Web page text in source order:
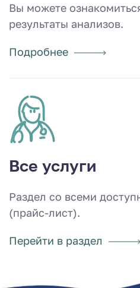
Вы можете
результаты анализов.
Подробнее
Все услуги
Раздел со всеми
(прайс-лист).
Перейти в раздел